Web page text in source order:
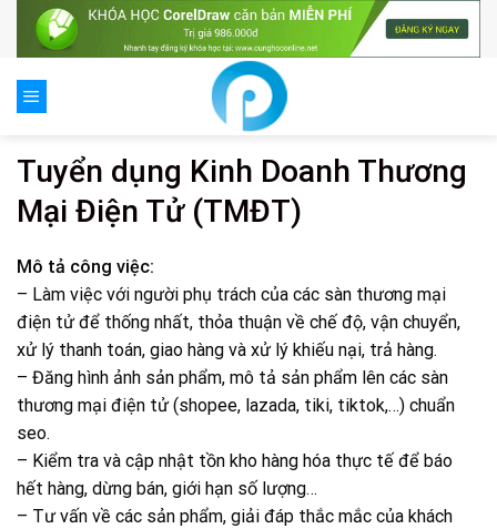
Tuyển dụng Kinh Doanh Thương
Mại Điện Tử (TMĐT)
Mô tả công việc:
– Làm việc với người phụ trách của các sàn thương mại
điện tử để thống nhất, thỏa thuận về chế độ, vận chuyển,
xử lý thanh toán, giao hàng và xử lý khiếu nại, trả hàng.
– Đăng hình ảnh sản phẩm, mô tả sản phẩm lên các sàn
thương mại điện tử (shopee, lazada, tiki, tiktok,…) chuẩn
seo.
– Kiểm tra và cập nhật tồn kho hàng hóa thực tế để báo
hết hàng, dừng bán, giới hạn số lượng…
– Tư vấn về các sản phẩm, giải đáp thắc mắc của khách